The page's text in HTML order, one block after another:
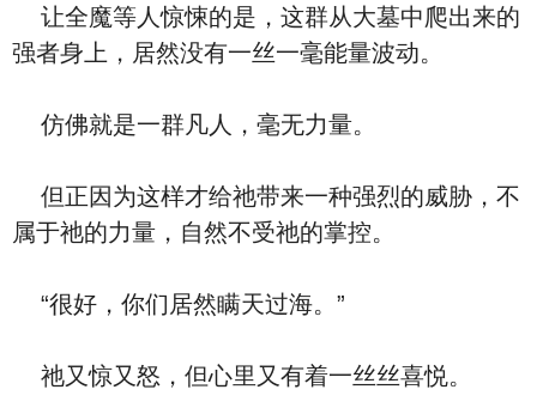
让全魔等人惊悚的是，这群从大墓中爬出来的
强者身上，居然没有一丝一毫能量波动。
仿佛就是一群凡人，毫无力量。
但正因为这样才给祂带来一种强烈的威胁，不
属于祂的力量，自然不受祂的掌控。
“很好，你们居然瞒天过海。”
祂又惊又怒，但心里又有着一丝丝喜悦。